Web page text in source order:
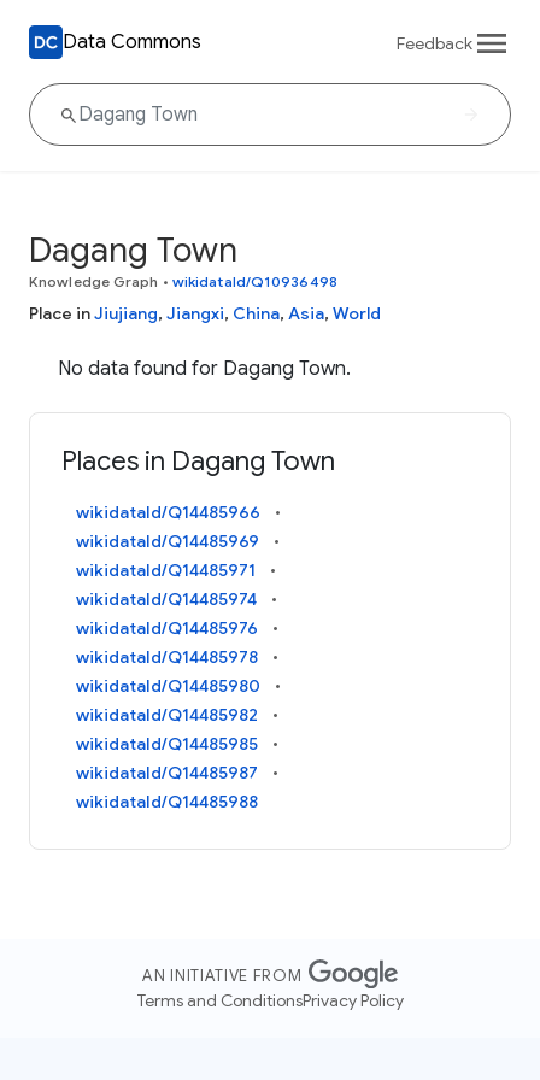
Data Commons Feedback
Dagang Town
Knowledge Graph • wikidataId/Q10936498
Place inJiujiang, Jiangxi, China, Asia, World
No data found for Dagang Town.
Places in Dagang Town
wikidataId/Q14485966
wikidataId/Q14485969
wikidataId/Q14485971
wikidataId/Q14485974
wikidataId/Q14485976
wikidataId/Q14485978
wikidataId/Q14485980
wikidataId/Q14485982
wikidataId/Q14485985
wikidataId/Q14485987
wikidataId/Q14485988
AN INITIATIVE FROM
Terms and ConditionsPrivacy Policy